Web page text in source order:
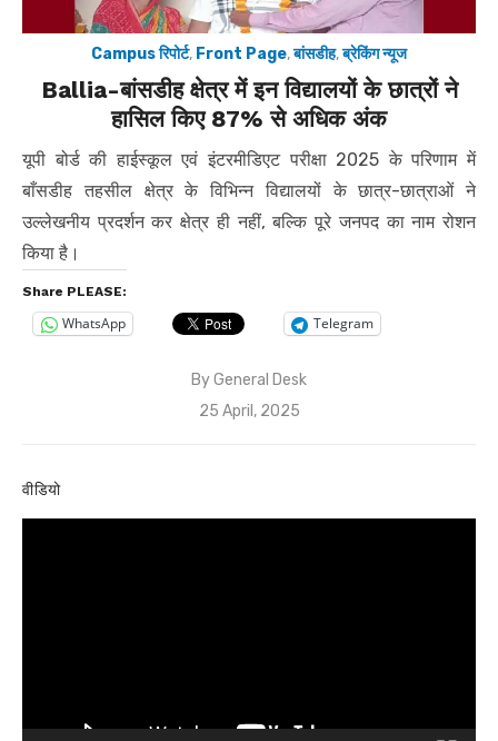
Campus रिपोर्ट, Front Page,बांसडीह,ब्रेकिंग न्यूज
Ballia-बांसडीह क्षेत्र में इन विद्यालयों के छात्रों ने
हासिल किए 87% से अधिक अंक
यूपी बोर्ड की हाईस्कूल एवं इंटरमीडिएट परीक्षा 2025 के परिणाम में
बाँसडीह तहसील क्षेत्र के विभिन्न विद्यालयों के छात्र-छात्राओं ने
उल्लेखनीय प्रदर्शन कर क्षेत्र ही नहीं, बल्कि पूरे जनपद का नाम रोशन
किया है।
Share PLEASE:
WhatsApp Telegram
ByGeneral Desk
Posted
25 April, 2025
वीडियो